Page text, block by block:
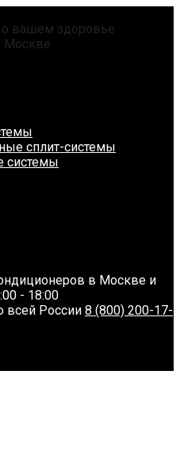
о вашем здоровье
Москве
сплит-системы
системы
в Москве и
- 18:00
всей России 8 (800) 200-17-